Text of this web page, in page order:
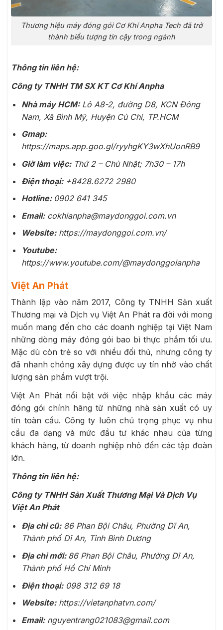
Thương hiệu máy đóng gói Cơ Khí Anpha Tech đã trở
thành biểu tượng tin cậy trong ngành
Thông tin liên hệ:
Công ty TNHH TM SX KT Cơ Khí Anpha
Nhà máy HCM:Lô A8-2, đường D8, KCN Đông
Nam, Xã Bình Mỹ, Huyện Củ Chi, TP.HCM
Gmap:
https://maps.app.goo.gl/ryyhgKY3wXhUonRB9
Giờ làm việc:Thứ 2 – Chủ Nhật; 7h30 – 17h
Điện thoại:+8428.6272 2980
Hotline: 0902 641 345
Email:cokhianpha@maydonggoi.com.vn
Website:https://maydonggoi.com.vn/
Youtube:
https://www.youtube.com/@maydonggoianpha
Việt An Phát
Thành lập vào năm 2017, Công ty TNHH Sản xuất
Thương mại và Dịch vụ Việt An Phát ra đời với mong
muốn mang đến cho các doanh nghiệp tại Việt Nam
những dòng máy đóng gói bao bì thực phẩm tối ưu.
Mặc dù còn trẻ so với nhiều đối thủ, nhưng công ty
đã nhanh chóng xây dựng được uy tín nhờ vào chất
lượng sản phẩm vượt trội.
Việt An Phát nổi bật với việc nhập khẩu các máy
đóng gói chính hãng từ những nhà sản xuất có uy
tín toàn cầu. Công ty luôn chú trọng phục vụ nhu
cầu đa dạng và mức đầu tư khác nhau của từng
khách hàng, từ doanh nghiệp nhỏ đến các tập đoàn
lớn.
Thông tin liên hệ:
Công ty TNHH Sản Xuất Thương Mại Và Dịch Vụ
Việt An Phát
Địa chỉ cũ:86 Phan Bội Châu, Phường Dĩ An,
Thành phố Dĩ An, Tỉnh Bình Dương
Địa chỉ mới: 86 Phan Bội Châu, Phường Dĩ An,
Thành phố Hồ Chí Minh
Điện thoại:098 312 69 18
Website:https://vietanphatvn.com/
Email:nguyentrang021083@gmail.com